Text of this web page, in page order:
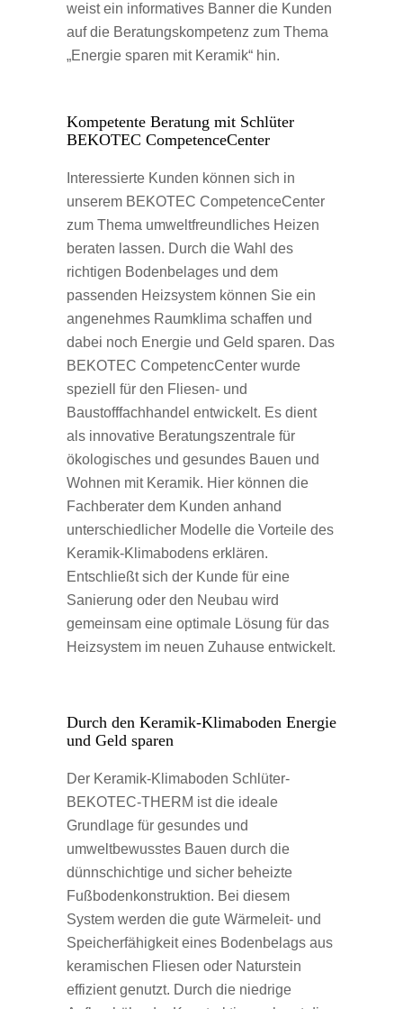
weist ein informatives Banner die Kunden
auf die Beratungskompetenz zum Thema
„Energie sparen mit Keramik“ hin.
Kompetente Beratung mit Schlüter
BEKOTEC CompetenceCenter
Interessierte Kunden können sich in
unserem BEKOTEC CompetenceCenter
zum Thema umweltfreundliches Heizen
beraten lassen. Durch die Wahl des
richtigen Bodenbelages und dem
passenden Heizsystem können Sie ein
angenehmes Raumklima schaffen und
dabei noch Energie und Geld sparen. Das
BEKOTEC CompetencCenter wurde
speziell für den Fliesen- und
Baustofffachhandel entwickelt. Es dient
als innovative Beratungszentrale für
ökologisches und gesundes Bauen und
Wohnen mit Keramik. Hier können die
Fachberater dem Kunden anhand
unterschiedlicher Modelle die Vorteile des
Keramik-Klimabodens erklären.
Entschließt sich der Kunde für eine
Sanierung oder den Neubau wird
gemeinsam eine optimale Lösung für das
Heizsystem im neuen Zuhause entwickelt.
Durch den Keramik-Klimaboden Energie
und Geld sparen
Der Keramik-Klimaboden Schlüter-
BEKOTEC-THERM ist die ideale
Grundlage für gesundes und
umweltbewusstes Bauen durch die
dünnschichtige und sicher beheizte
Fußbodenkonstruktion. Bei diesem
System werden die gute Wärmeleit- und
Speicherfähigkeit eines Bodenbelags aus
keramischen Fliesen oder Naturstein
effizient genutzt. Durch die niedrige